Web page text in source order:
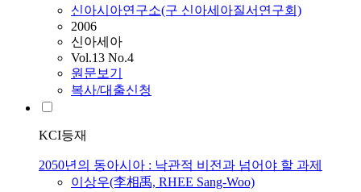
신아시아연구소(구 신아세아질서연구회)
2006
신아세아
Vol.13 No.4
원문보기
복사/대출신청
KCI등재
2050년의 동아시아 : 낙관적 비전과 넘어야 할 과제
이상우(李相禹, RHEE Sang-Woo)